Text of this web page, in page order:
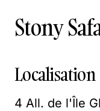
Stony
Localisation
4 All. de l'Île